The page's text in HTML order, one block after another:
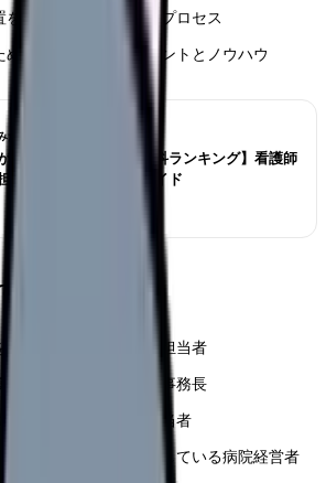
を含めた実践的な制作プロセス
めの具体的な改善ポイントとノウハウ
たい
が選ぶ仕事が大変な診療科ランキング】看護師
とストレス対策完全ガイド
ほしい人
抱える医療機関の採用担当者
討している看護部長や事務長
善を考えている広報担当者
新しいアプローチを探している病院経営者